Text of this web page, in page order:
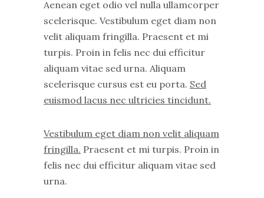
Aenean eget odio vel nulla ullamcorper
scelerisque. Vestibulum eget diam non
velit aliquam fringilla. Praesent et mi
turpis. Proin in felis nec dui efficitur
aliquam vitae sed urna. Aliquam
scelerisque cursus est eu porta. Sed
euismod lacus nec ultricies tincidunt.
Vestibulum eget diam non velit aliquam
fringilla. Praesent et mi turpis. Proin in
felis nec dui efficitur aliquam vitae sed
urna.